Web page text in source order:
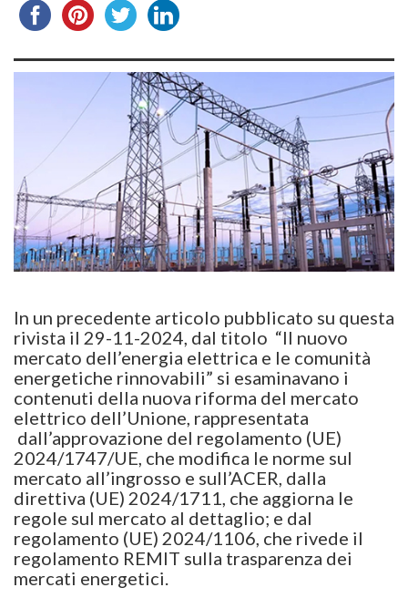
In un precedente articolo pubblicato su questa
rivista il 29-11-2024, dal titolo “Il nuovo
mercato dell’energia elettrica e le comunità
energetiche rinnovabili” si esaminavano i
contenuti della nuova riforma del mercato
elettrico dell’Unione, rappresentata
dall’approvazione del regolamento (UE)
2024/1747/UE, che modifica le norme sul
mercato all’ingrosso e sull’ACER, dalla
direttiva (UE) 2024/1711, che aggiorna le
regole sul mercato al dettaglio; e dal
regolamento (UE) 2024/1106, che rivede il
regolamento REMIT sulla trasparenza dei
mercati energetici.